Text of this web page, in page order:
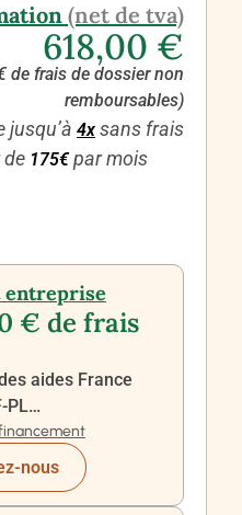
(net de tva)
618,00 €
de frais de dossier non
remboursables)
jusqu’à 4x sans frais
de 175€par mois
entreprise
€ de frais
aides France
PL…
nous